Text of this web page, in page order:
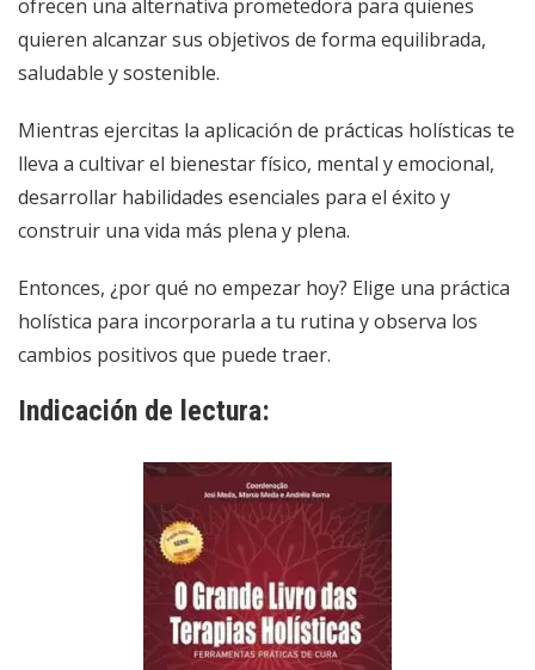
ofrecen una alternativa prometedora para quienes
quieren alcanzar sus objetivos de forma equilibrada,
saludable y sostenible.
Mientras ejercitas la aplicación de prácticas holísticas te
lleva a cultivar el bienestar físico, mental y emocional,
desarrollar habilidades esenciales para el éxito y
construir una vida más plena y plena.
Entonces, ¿por qué no empezar hoy? Elige una práctica
holística para incorporarla a tu rutina y observa los
cambios positivos que puede traer.
Indicación de lectura: